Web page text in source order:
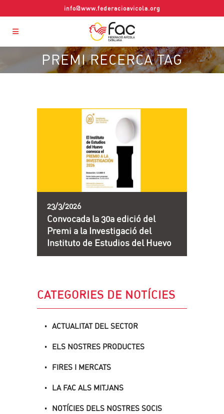
info@www.federacioavicola.org
PREMI RECERCA TAG
23/3/2026
Convocada la 30a edició del
Premi a la Investigació del
Instituto de Estudios del Huevo
CATEGORIES DE NOTÍCIES
ACTUALITAT DEL SECTOR
ELS NOSTRES PRODUCTES
FIRES I MERCATS
LA FAC ALS MITJANS
NOTÍCIES DELS NOSTRES SOCIS